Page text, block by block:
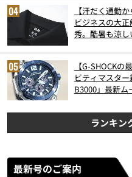
【汗だく通勤
ビジネスの大
秀。酷暑も涼
【G-SHOCK
ビティマスタ
B3000」最新ム
ランキン
最新号のご案内